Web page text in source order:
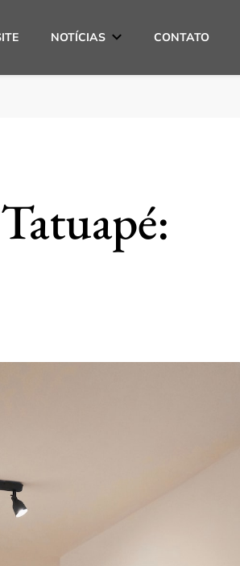
NOTÍCIAS CONTATO